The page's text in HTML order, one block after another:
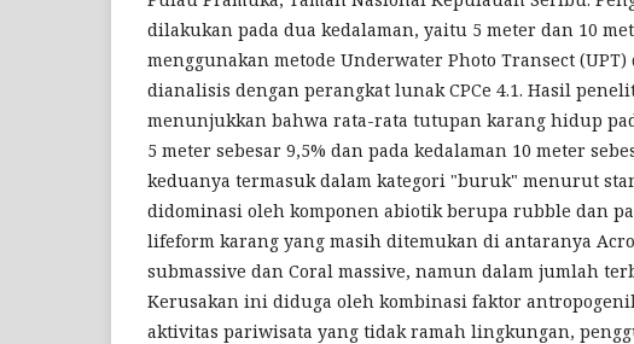
dilakukan pada dua kedalaman, yaitu 5 meter dan 10
menggunakan metode Underwater Photo Transect (UPT)
dianalisis dengan perangkat lunak CPCe 4.1. Hasil
menunjukkan bahwa rata-rata tutupan karang hidup
5 meter sebesar 9,5% dan pada kedalaman 10 meter
keduanya termasuk dalam kategori "buruk" menurut
didominasi oleh komponen abiotik berupa rubble dan
lifeform karang yang masih ditemukan di antaranya
submassive dan Coral massive, namun dalam jumlah
Kerusakan ini diduga oleh kombinasi faktor
aktivitas pariwisata yang tidak ramah lingkungan,